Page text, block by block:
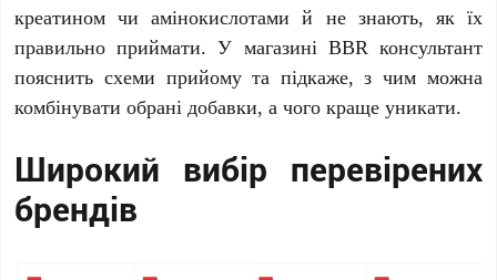
креатином чи амінокислотами й не знають, як їх
правильно приймати. У магазині BBR консультант
пояснить схеми прийому та підкаже, з чим можна
комбінувати обрані добавки, а чого краще уникати.
Широкий вибір перевірених
брендів